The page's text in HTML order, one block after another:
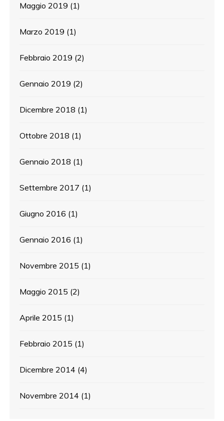
Maggio 2019 (1)
Marzo 2019 (1)
Febbraio 2019 (2)
Gennaio 2019 (2)
Dicembre 2018 (1)
Ottobre 2018 (1)
Gennaio 2018 (1)
Settembre 2017 (1)
Giugno 2016 (1)
Gennaio 2016 (1)
Novembre 2015 (1)
Maggio 2015 (2)
Aprile 2015 (1)
Febbraio 2015 (1)
Dicembre 2014 (4)
Novembre 2014 (1)